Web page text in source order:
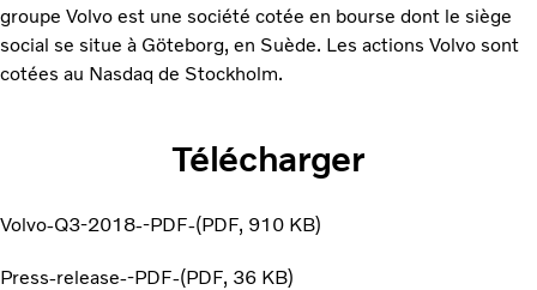
groupe Volvo est une société cotée en bourse dont le siège
social se situe à Göteborg, en Suède. Les actions Volvo sont
cotées au Nasdaq de Stockholm.
Télécharger
Volvo-Q3-2018--PDF- PDF 910 KB
Press-release--PDF- PDF 36 KB